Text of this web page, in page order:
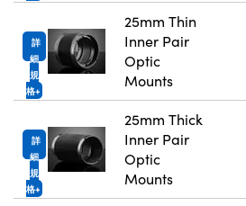
詳
細
規
格
25mm Thin
Inner Pair
Optic
Mounts
詳
細
規
格
25mm Thick
Inner Pair
Optic
Mounts